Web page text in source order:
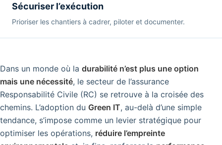
Sécuriser l’exécution
Prioriser les chantiers à cadrer, piloter et documenter.
Dans un monde où la durabilité n’est plus une option
mais une nécessité, le secteur de l’assurance
Responsabilité Civile (RC) se retrouve à la croisée des
chemins. L’adoption du Green IT, au-delà d’une simple
tendance, s’impose comme un levier stratégique pour
optimiser les opérations, réduire l’empreinte